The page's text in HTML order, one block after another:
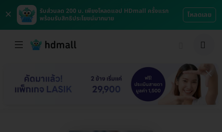
×
รับส่วนลด 200 บ. เพียงโหลดแอป HDmall ครั้งแรก
พร้อมรับสิทธิประโยชน์มากมาย
โหลดเลย